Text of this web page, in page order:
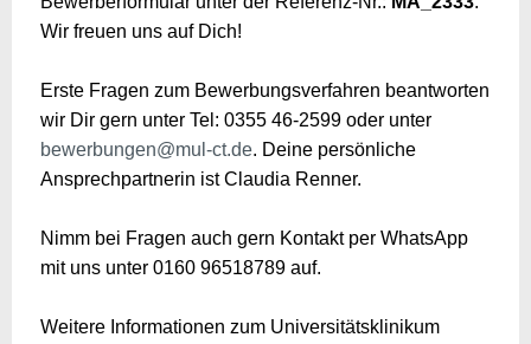
Wir freuen uns auf Dich!
Erste Fragen zum Bewerbungsverfahren beantworten
wir Dir gern unter Tel: 0355 46-2599 oder unter
bewerbungen@mul-ct.de. Deine persönliche
Ansprechpartnerin ist Claudia Renner.
Nimm bei Fragen auch gern Kontakt per WhatsApp
mit uns unter 0160 96518789 auf.
Weitere Informationen zum Universitätsklinikum